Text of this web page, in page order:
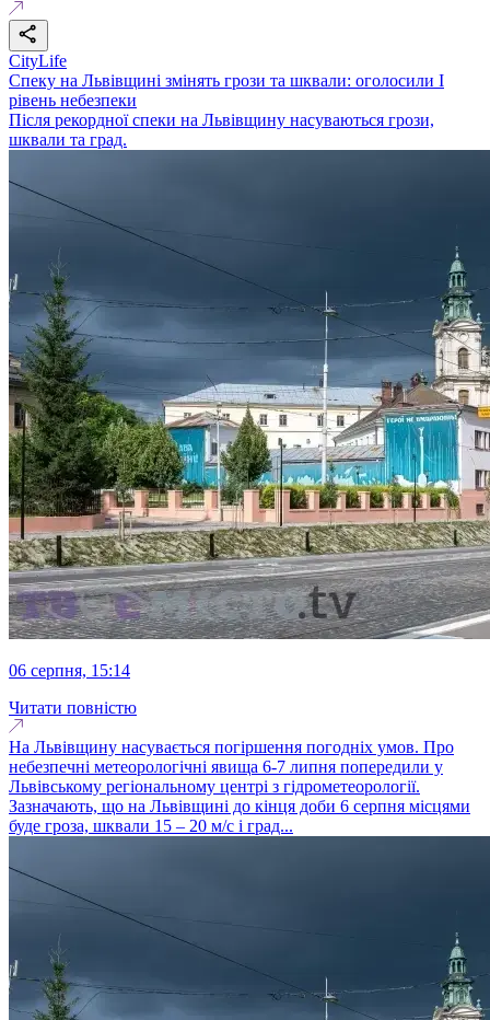
CityLife
Спеку на Львівщині змінять грози та шквали: оголосили І
рівень небезпеки
Після рекордної спеки на Львівщину насуваються грози,
шквали та град.
06 серпня, 15:14
Читати повністю
На Львівщину насувається погіршення погодніх умов. Про
небезпечні метеорологічні явища 6-7 липня попередили у
Львівському регіональному центрі з гідрометеорології.
Зазначають, що на Львівщині до кінця доби 6 серпня місцями
буде гроза, шквали 15 – 20 м/с і град...